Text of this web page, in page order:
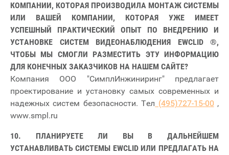
КОМПАНИИ, КОТОРАЯ ПРОИЗВОДИЛА МОНТАЖ СИСТЕМЫ
ИЛИ ВАШЕЙ КОМПАНИИ, КОТОРАЯ УЖЕ ИМЕЕТ
УСПЕШНЫЙ ПРАКТИЧЕСКИЙ ОПЫТ ПО ВНЕДРЕНИЮ И
УСТАНОВКЕ СИСТЕМ ВИДЕОНАБЛЮДЕНИЯ EWCLID ®,
ЧТОБЫ МЫ СМОГЛИ РАЗМЕСТИТЬ ЭТУ ИНФОРМАЦИЮ
ДЛЯ КОНЕЧНЫХ ЗАКАЗЧИКОВ НА НАШЕМ САЙТЕ?
Компания ООО "СимплИнжиниринг" предлагает
проектирование и установку самых современных и
надежных систем безопасности. Тел (495)727-15-00 ,
www.smpl.ru
10. ПЛАНИРУЕТЕ ЛИ ВЫ В ДАЛЬНЕЙШЕМ
УСТАНАВЛИВАТЬ СИСТЕМЫ EWCLID ИЛИ ПРЕДЛАГАТЬ НА